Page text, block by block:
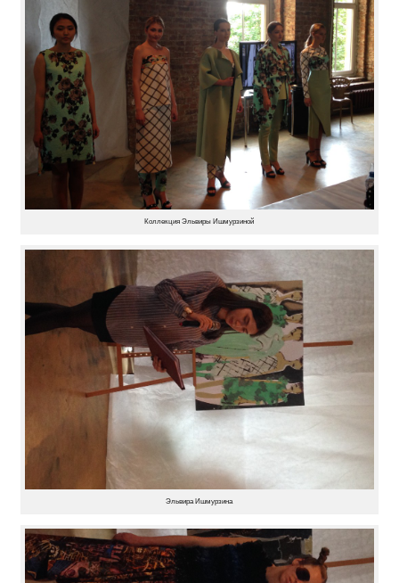
Коллекция Эльвиры Ишмурзиной
Эльвира Ишмурзина